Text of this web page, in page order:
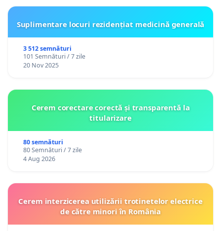
Suplimentare locuri rezidențiat medicină generală
3 512 semnături
101 Semnături / 7 zile
20 Nov 2025
Cerem corectare corectă și transparentă la
titularizare
80 semnături
80 Semnături / 7 zile
4 Aug 2026
Cerem interzicerea utilizării trotinetelor electrice
de către minori în România